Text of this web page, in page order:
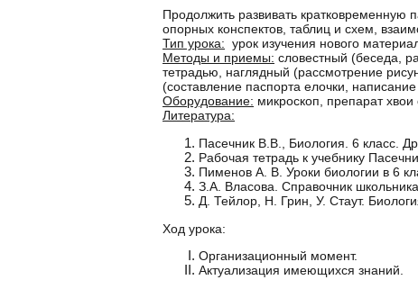
Продолжить развивать кратковременную
опорных конспектов, таблиц и схем,
Тип урока: урок изучения нового
Методы и приемы: словестный (беседа,
тетрадью, наглядный (рассмотрение
(составление паспорта елочки,
Оборудование: микроскоп, препарат хвои
Литература:
Пасечник В.В., Биология. 6 класс.
Рабочая тетрадь к учебнику
Пименов А. В. Уроки биологии в 6
З.А. Власова. Справочник
Д. Тейлор, Н. Грин, У. Стаут.
Ход урока:
Организационный момент.
Актуализация имеющихся знаний.